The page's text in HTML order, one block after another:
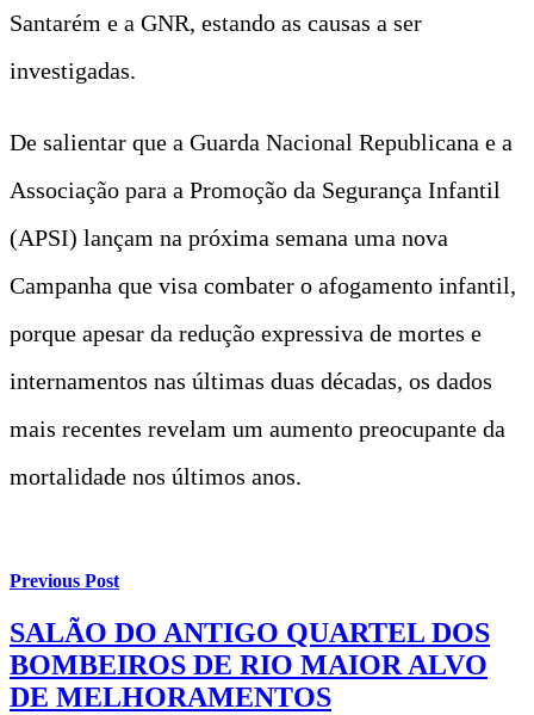
Santarém e a GNR, estando as causas a ser
investigadas.
De salientar que a Guarda Nacional Republicana e a
Associação para a Promoção da Segurança Infantil
(APSI) lançam na próxima semana uma nova
Campanha que visa combater o afogamento infantil,
porque apesar da redução expressiva de mortes e
internamentos nas últimas duas décadas, os dados
mais recentes revelam um aumento preocupante da
mortalidade nos últimos anos.
Previous Post
SALÃO DO ANTIGO QUARTEL DOS
BOMBEIROS DE RIO MAIOR ALVO
DE MELHORAMENTOS